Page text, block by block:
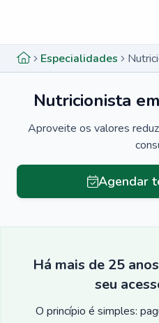
Especialidades
Nutricionista
Aproveite os valores
Agendar
Há mais de 25
seu
O princípio é simples: